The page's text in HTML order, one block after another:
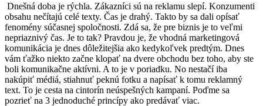
Dnešná doba je rýchla. Zákazníci sú na reklamu slepí. Konzumenti
obsahu nečítajú celé texty. Čas je drahý. Takto by sa dali opísať
fenomény súčasnej spoločnosti. Zdá sa, že pre biznis je to veľmi
nepriaznivý čas. Je to tak? Pravdou je, že vhodná marketingová
komunikácia je dnes dôležitejšia ako kedykoľvek predtým. Dnes
vám ťažko niekto začne klopať na dvere obchodu bez toho, aby ste
boli komunikačne aktívni. A to je v poriadku. No nestačí iba
nakúpiť médiá, stiahnuť peknú fotku a napísať k tomu reklamný
text. To je cesta na cintorín neúspešných kampaní. Poďme sa
pozrieť na 3 jednoduché princípy ako predávať viac.